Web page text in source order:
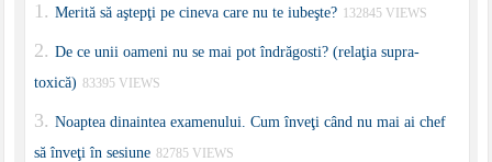
Merită să aştepţi pe cineva care nu te iubeşte? 132845 VIEWS
De ce unii oameni nu se mai pot îndrăgosti? (relaţia supra-
toxică) 83395 VIEWS
Noaptea dinaintea examenului. Cum înveţi când nu mai ai chef
să înveţi în sesiune 82785 VIEWS